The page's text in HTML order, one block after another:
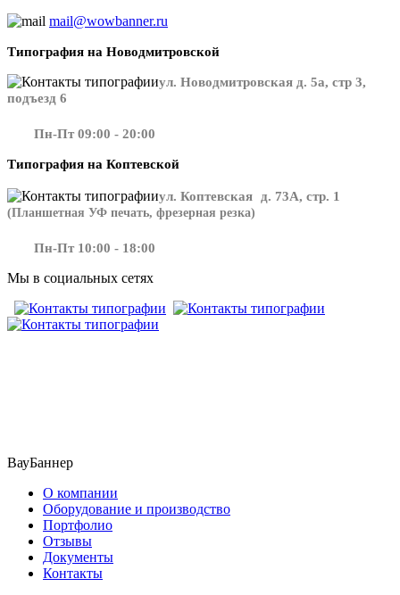
mail@wowbanner.ru
Типография на Новодмитровской
ул. Новодмитровская д. 5а, стр 3,
подъезд 6
Пн-Пт 09:00 - 20:00
Типография на Коптевской
ул. Коптевская д. 73А, стр. 1
(Планшетная УФ печать, фрезерная резка)
Пн-Пт 10:00 - 18:00
Мы в социальных сетях
ВауБаннер
О компании
Оборудование и производство
Портфолио
Отзывы
Документы
Контакты